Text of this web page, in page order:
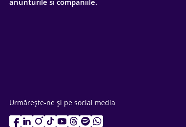
anunturile si companiile.
Urmărește-ne și pe social media